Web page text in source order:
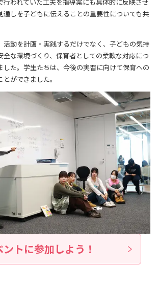
通しを子どもに伝えることの重要性についても共
活動を計画・実践するだけでなく、子どもの気持
全な環境づくり、保育者としての柔軟な対応につ
した。学生たちは、今後の実習に向けて保育への
ができました。
ントに参加しよう！